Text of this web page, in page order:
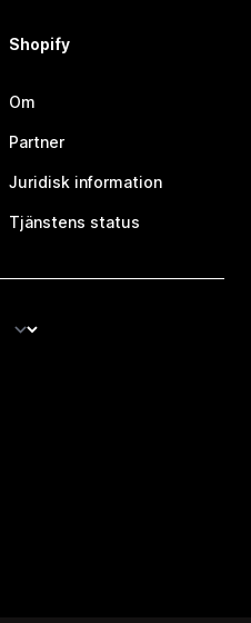
Shopify
Om
Partner
Juridisk information
Tjänstens status